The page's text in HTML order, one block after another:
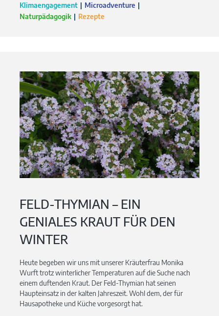
Klimaengagement
Microadventure
Naturpädagogik
Rezepte
FELD-THYMIAN – EIN
GENIALES KRAUT FÜR DEN
WINTER
Heute begeben wir uns mit unserer Kräuterfrau Monika
Wurft trotz winterlicher Temperaturen auf die Suche nach
einem duftenden Kraut. Der Feld-Thymian hat seinen
Haupteinsatz in der kalten Jahreszeit. Wohl dem, der für
Hausapotheke und Küche vorgesorgt hat.